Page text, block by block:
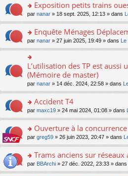
ult
er
le
m
e
s
g
e
n
o
lu
le
pl
u
s
e
nt
o
n
ult
er
le
m
s
a
e
n
o
lu
le
pl
u
s
Exposition petits trains
par nanar » 18 sept. 2025, 12:13 » dans
o
n
s
ult
er
le
m
e
s
a
e
n
o
lu
le
pl
Enquête Ménages
par nanar » 27 juin 2025, 19:49 » dans
n
s
ult
er
le
m
e
s
a
g
e
n
L’utilisation des TP est aussi
(Mémoire de master)
par nanar » 14 déc. 2024, 22:58 » dans
o
n
ult
er
le
m
e
Accident T4
par maxc19 » 24 mai 2024, 01:08 » dans
o
n
ult
er
le
Ouverture à la concurrence
par greg59 » 26 juin 2023, 20:47 » dans
o
n
Trams anciens sur réseaux
par BBArchi » 27 déc. 2022, 23:33 » dans